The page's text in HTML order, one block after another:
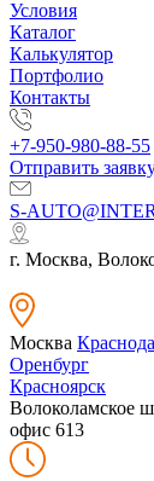
Условия
Каталог
Калькулятор
Портфолио
Контакты
+7-950-980-88-55
Отправить
S-
г. Москва,
Москва
Оренбург
Красноярск
Волоколамское
офис 613